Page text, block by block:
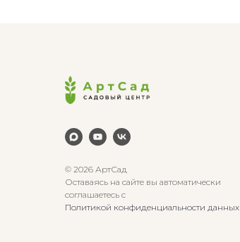
© 2026 АртСад
Оставаясь на сайте вы автоматически
соглашаетесь с
Политикой конфиденциальности данных